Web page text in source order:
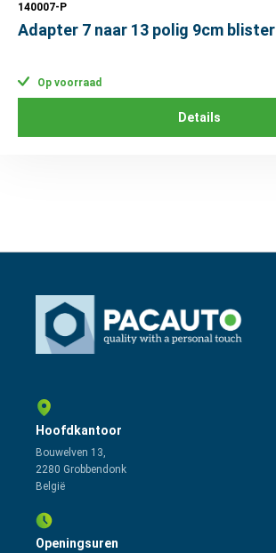
140007-P
Adapter 7 naar 13 polig 9cm blister
Op voorraad
Details
Hoofdkantoor
Bouwelven 13,
2280 Grobbendonk
België
Openingsuren